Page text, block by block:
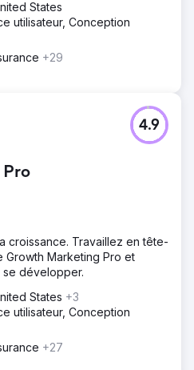
States
utilisateur, Conception
+29
Pro
4.9
croissance. Travaillez en tête-
Marketing Pro et
développer.
States +3
utilisateur, Conception
+27